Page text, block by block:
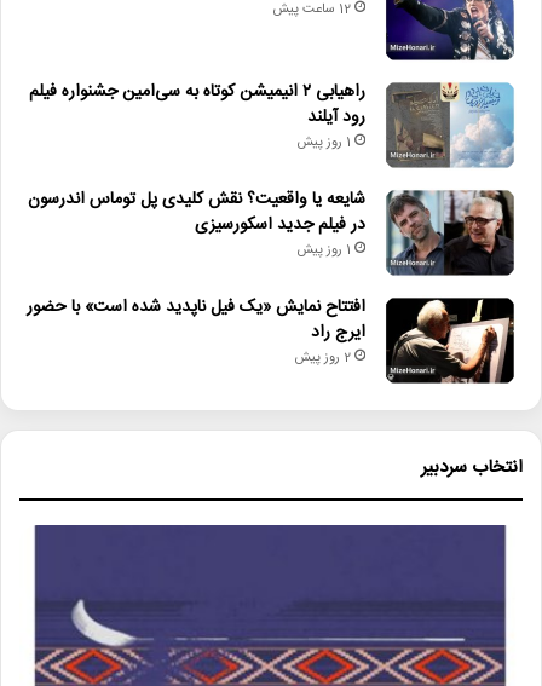
• زمان ساخت و اکران «مایکل ۲» اعلام شد
• شایعه یا واقعیت؟ نقش کلیدی پل توماس اندرسون در فیلم جدید
اسکورسیزی
• افتتاح نمایش «یک فیل ناپدید شده است» با حضور ایرج راد
• جزئیات اکران مستند «ماسک» منتشر شد
ادبیات_معاصر
جایزه_سهراب_سپهری
شعر_نو
12 ساعت پیش
راهیابی ۲ انیمیشن کوتاه به سی‌امین جشنواره فیلم
رود آیلند
1 روز پیش
شایعه یا واقعیت؟ نقش کلیدی پل توماس اندرسون
در فیلم جدید اسکورسیزی
1 روز پیش
افتتاح نمایش «یک فیل ناپدید شده است» با حضور
ایرج راد
2 روز پیش
انتخاب سردبیر